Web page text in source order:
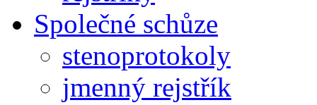
Společné schůze
stenoprotokoly
jmenný rejstřík